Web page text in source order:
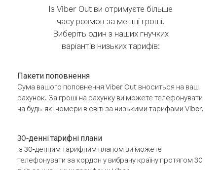
Із Viber Out ви отримуєте більше
часу розмов за менші гроші.
Виберіть один з наших гнучких
варіантів низьких тарифів:
Пакети поповнення
Сума вашого поповнення Viber Out вноситься на ваш
рахунок. За гроші на рахунку ви можете телефонувати
на будь-які номери в світі за низькими тарифами Viber.
30-денні тарифні плани
Із 30-денним тарифним планом ви можете
телефонувати за кордон у вибрану країну протягом 30